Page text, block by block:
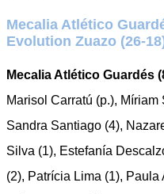
Mecalia Atlético
Evolution Zuazo (26-
Mecalia Atlético Guardés
Marisol Carratú (p.), Míriam
Sandra Santiago (4),
Silva (1), Estefanía
(2), Patrícia Lima (1), Paula